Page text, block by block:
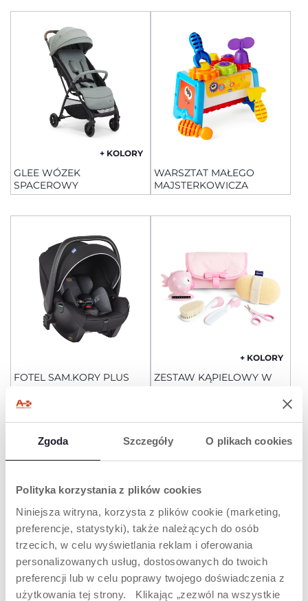
Zgoda Szczegóły O plikach cookies
Polityka korzystania z plików cookies
Niniejsza witryna, korzysta z plików cookie (marketing,
preferencje, statystyki), także należących do osób
trzecich, w celu wyświetlania reklam i oferowania
personalizowanych usług, dostosowanych do twoich
preferencji lub w celu poprawy twojego doświadczenia z
użytkowania tej strony. Klikając „zezwól na wszystkie
+ KOLORY
GLEE WÓZEK
SPACEROWY
WARSZTAT MAŁEGO
MAJSTERKOWICZA
FOTEL SAM.KORY PLUS
+ KOLORY
ZESTAW KĄPIELOWY W
+ KOLORY
MIŚ Z PROJEKTOREM
FIRST DREAMS
FOTEL SAM.KORY
ESSENTIAL